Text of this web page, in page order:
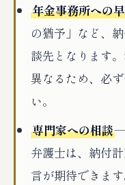
年金事務所への
の猶予」など、
談先となります
異なるため、必
い。
専門家への相談
弁護士は、納付
言が期待できます